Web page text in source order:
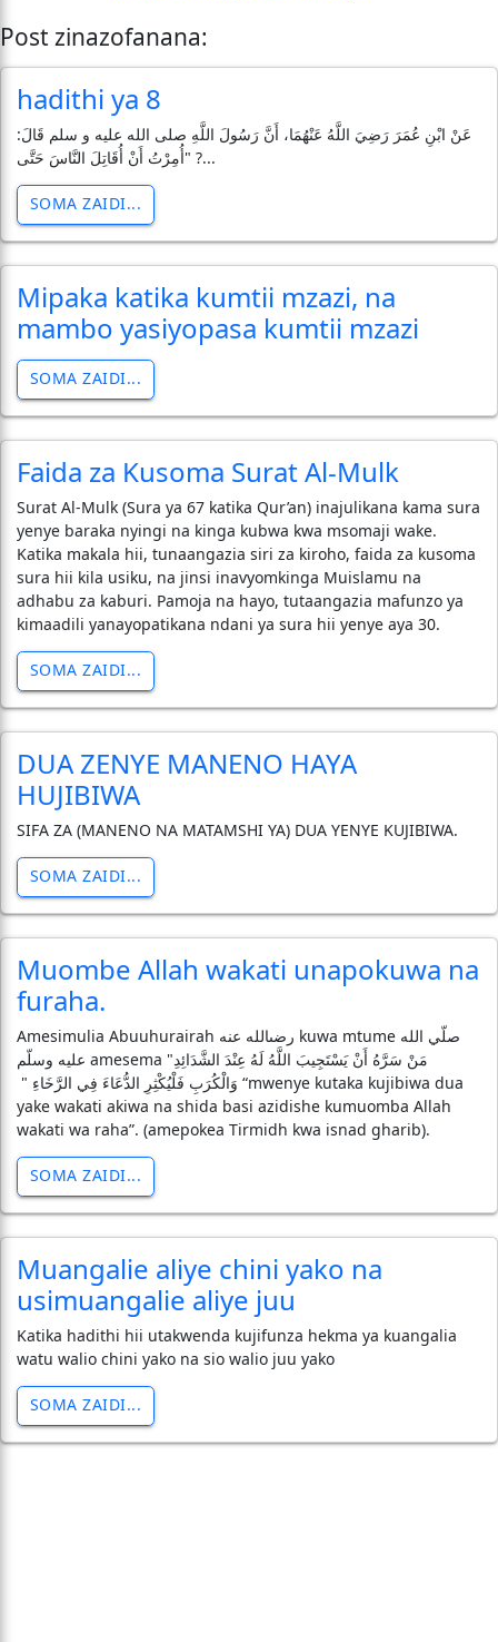
Post zinazofanana:
hadithi ya 8
عَنْ ابْنِ عُمَرَ رَضِيَ اللَّهُ عَنْهُمَا، أَنَّ رَسُولَ اللَّهِ صلى الله عليه و سلم قَالَ:
"أُمِرْتُ أَنْ أُقَاتِلَ النَّاسَ حَتَّى ?...
SOMA ZAIDI...
Mipaka katika kumtii mzazi, na
mambo yasiyopasa kumtii mzazi
SOMA ZAIDI...
Faida za Kusoma Surat Al-Mulk
Surat Al-Mulk (Sura ya 67 katika Qur’an) inajulikana kama sura
yenye baraka nyingi na kinga kubwa kwa msomaji wake.
Katika makala hii, tunaangazia siri za kiroho, faida za kusoma
sura hii kila usiku, na jinsi inavyomkinga Muislamu na
adhabu za kaburi. Pamoja na hayo, tutaangazia mafunzo ya
kimaadili yanayopatikana ndani ya sura hii yenye aya 30.
SOMA ZAIDI...
DUA ZENYE MANENO HAYA
HUJIBIWA
SIFA ZA (MANENO NA MATAMSHI YA) DUA YENYE KUJIBIWA.
SOMA ZAIDI...
Muombe Allah wakati unapokuwa na
furaha.
Amesimulia Abuuhurairah رضىالله عنه kuwa mtume صلّي الله
عليه وسلّم amesema "‏ مَنْ سَرَّهُ أَنْ يَسْتَجِيبَ اللَّهُ لَهُ عِنْدَ الشَّدَائِدِ
وَالْكُرَبِ فَلْيُكْثِرِ الدُّعَاءَ فِي الرَّخَاءِ ‏" ‏ “mwenye kutaka kujibiwa dua
yake wakati akiwa na shida basi azidishe kumuomba Allah
wakati wa raha”. (amepokea Tirmidh kwa isnad gharib).
SOMA ZAIDI...
Muangalie aliye chini yako na
usimuangalie aliye juu
Katika hadithi hii utakwenda kujifunza hekma ya kuangalia
watu walio chini yako na sio walio juu yako
SOMA ZAIDI...